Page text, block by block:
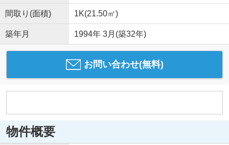
間取り(面積) 1K(21.50㎡)
築年月 1994年 3月(築32年)
お問い合わせ(無料)
物件概要